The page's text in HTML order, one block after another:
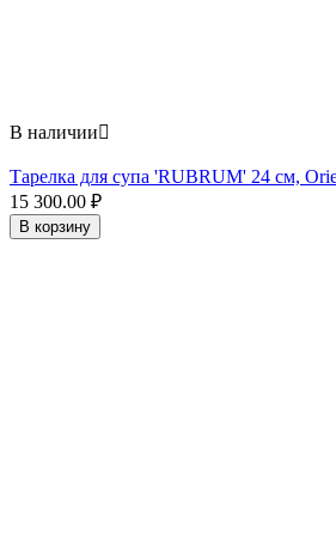
В наличии
Тарелка для супа 'RUBRUM' 24 см,
15 300.00 ₽
В корзину